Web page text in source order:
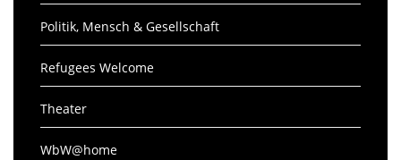
Politik, Mensch & Gesellschaft
Refugees Welcome
Theater
WbW@home